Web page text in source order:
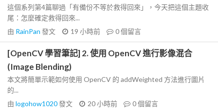
這個系列第4篇聊過「有備份不等於救得回來」，今天把這個主題收
尾：怎麼確定救得回來...
由 RainPan 發文 19 小時前 0個留言
[OpenCV 學習筆記] 2. 使用 OpenCV 進行影像混合
(Image Blending)
本文將簡單示範如何使用 OpenCV 的 addWeighted 方法進行圖片
的...
由 logohow1020發文 20 小時前 0個留言